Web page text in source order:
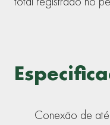
Conexão de